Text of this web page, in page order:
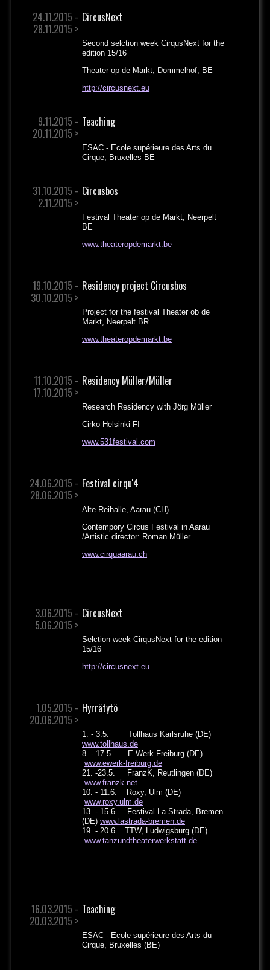
24.11.2015 -
28.11.2015 >
CircusNext
Second selction week CirqusNext for the
edition 15/16
Theater op de Markt, Dommelhof, BE
http://circusnext.eu
9.11.2015 -
20.11.2015 >
Teaching
ESAC - Ecole supérieure des Arts du
Cirque, Bruxelles BE
31.10.2015 -
2.11.2015 >
Circusbos
Festival Theater op de Markt, Neerpelt
BE
www.theateropdemarkt.be
19.10.2015 -
30.10.2015 >
Residency project Circusbos
Project for the festival Theater ob de
Markt, Neerpelt BR
www.theateropdemarkt.be
11.10.2015 -
17.10.2015 >
Residency Müller/Müller
Research Residency with Jörg Müller
Cirko Helsinki FI
www.531festival.com
24.06.2015 -
28.06.2015 >
Festival cirqu'4
Alte Reihalle, Aarau (CH)
Contempory Circus Festival in Aarau
/Artistic director: Roman Müller
www.cirquaarau.ch
3.06.2015 -
5.06.2015 >
CircusNext
Selction week CirqusNext for the edition
15/16
http://circusnext.eu
1.05.2015 -
20.06.2015 >
Hyrrätytö
1. - 3.5. Tollhaus Karlsruhe (DE)
www.tollhaus.de
8. - 17.5. E-Werk Freiburg (DE)
www.ewerk-freiburg.de
21. -23.5. FranzK, Reutlingen (DE)
www.franzk.net
10. - 11.6. Roxy, Ulm (DE)
www.roxy.ulm.de
13. - 15.6 Festival La Strada, Bremen
(DE)www.lastrada-bremen.de
19. - 20.6. TTW, Ludwigsburg (DE)
www.tanzundtheaterwerkstatt.de
16.03.2015 -
20.03.2015 >
Teaching
ESAC - Ecole supérieure des Arts du
Cirque, Bruxelles (BE)